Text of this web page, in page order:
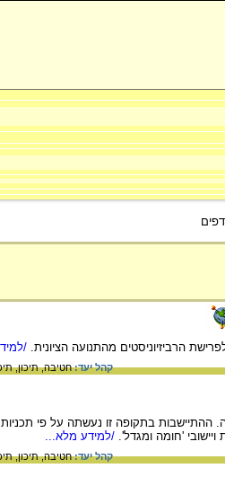
דפים
הרביזיוניסטים מהתנועה הציונית. /
קהל יעד:חטיבה,תיכון,
השנים 1939-1932 ואת חלקה של תנועת העבודה בה. ההתיישבות בתקופה זו
'חומה ומגדל'. /למידע מלא...
קהל יעד:חטיבה,תיכון,